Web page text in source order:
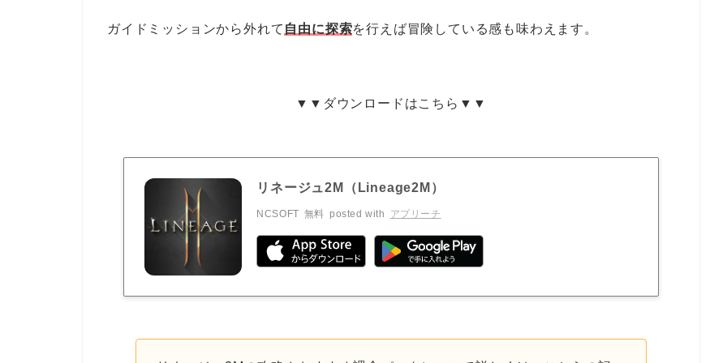
ガイドミッションから外れて 自由に探索を行えば冒険している感も味わえます。
▼▼ダウンロードはこちら▼▼
リネージュ2M（Lineage2M）
NCSOFT 無料 posted with アプリーチ